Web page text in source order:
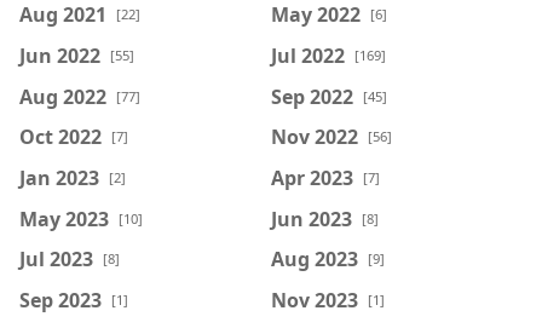
Aug 2021 [22] May 2022 [6]
Jun 2022 [55] Jul 2022 [169]
Aug 2022 [77] Sep 2022 [45]
Oct 2022 [7] Nov 2022 [56]
Jan 2023 [2] Apr 2023 [7]
May 2023 [10] Jun 2023 [8]
Jul 2023 [8] Aug 2023 [9]
Sep 2023 [1] Nov 2023 [1]